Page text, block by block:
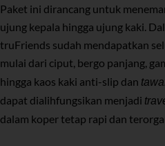
Paket ini dirancang untuk
ujung kepala hingga ujung kaki.
truFriends sudah mendapatkan
mulai dari ciput, bergo panjang,
hingga kaos kaki anti-slip dan
dapat dialihfungsikan menjadi
dalam koper tetap rapi dan